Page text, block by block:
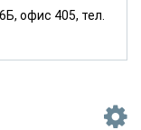
офис 405, тел.